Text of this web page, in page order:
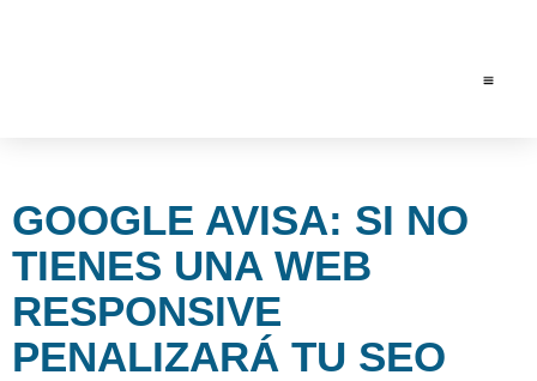
GOOGLE AVISA: SI NO
TIENES UNA WEB
RESPONSIVE
PENALIZARÁ TU SEO